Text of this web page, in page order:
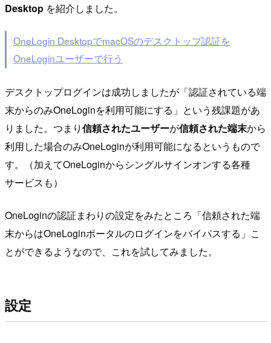
Desktop を紹介しました。
OneLogin DesktopでmacOSのデスクトップ認証を
OneLoginユーザーで行う
デスクトップログインは成功しましたが「認証されている端
末からのみOneLoginを利用可能にする」という残課題があ
りました。つまり信頼されたユーザーが信頼された端末から
利用した場合のみOneLoginが利用可能になるというもので
す。（加えてOneLoginからシングルサインオンする各種
サービスも）
OneLoginの認証まわりの設定をみたところ「信頼された端
末からはOneLoginポータルのログインをバイパスする」こ
とができるようなので、これを試してみました。
設定